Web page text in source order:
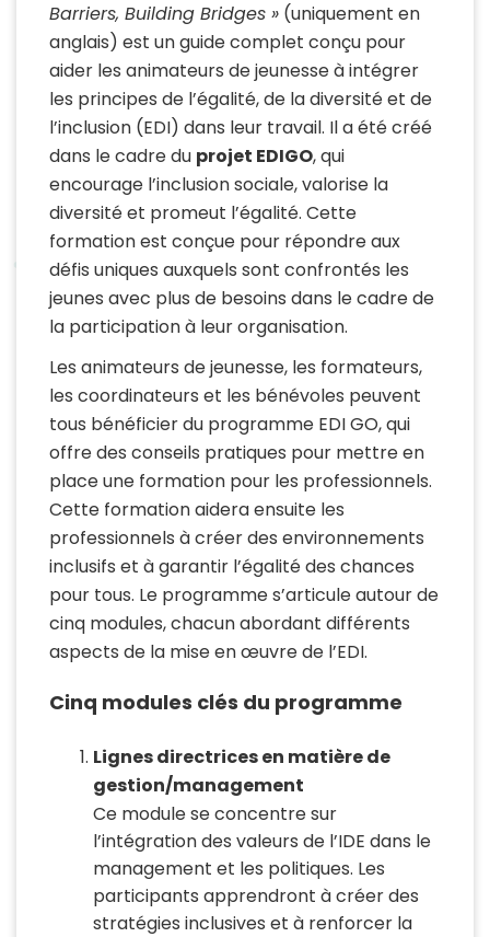
Barriers, Building Bridges » (uniquement en
anglais) est un guide complet conçu pour
aider les animateurs de jeunesse à intégrer
les principes de l’égalité, de la diversité et de
l’inclusion (EDI) dans leur travail. Il a été créé
dans le cadre du projet EDIGO, qui
encourage l’inclusion sociale, valorise la
diversité et promeut l’égalité. Cette
formation est conçue pour répondre aux
défis uniques auxquels sont confrontés les
jeunes avec plus de besoins dans le cadre de
la participation à leur organisation.
Les animateurs de jeunesse, les formateurs,
les coordinateurs et les bénévoles peuvent
tous bénéficier du programme EDI GO, qui
offre des conseils pratiques pour mettre en
place une formation pour les professionnels.
Cette formation aidera ensuite les
professionnels à créer des environnements
inclusifs et à garantir l’égalité des chances
pour tous. Le programme s’articule autour de
cinq modules, chacun abordant différents
aspects de la mise en œuvre de l’EDI.
Cinq modules clés du programme
Lignes directrices en matière de
gestion/management
Ce module se concentre sur
l’intégration des valeurs de l’IDE dans le
management et les politiques. Les
participants apprendront à créer des
stratégies inclusives et à renforcer la